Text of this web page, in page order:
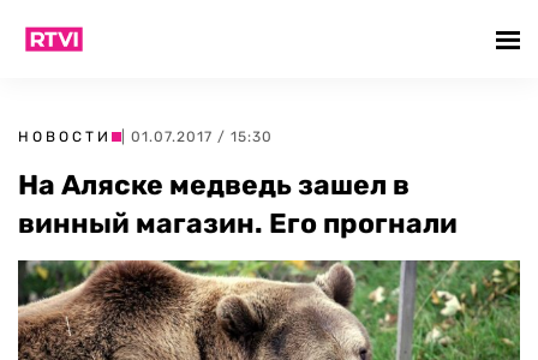
НОВОСТИ | 01.07.2017 / 15:30
На Аляске медведь зашел в
винный магазин. Его прогнали